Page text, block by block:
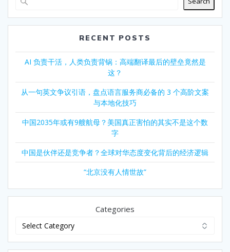
RECENT POSTS
AI 负责干活，人类负责背锅：高端翻译最后的壁垒竟然是
这？
从一句英文争议引语，盘点语言服务商必备的 3 个高阶文案
与本地化技巧
中国2035年或有9艘航母？美国真正害怕的其实不是这个数
字
中国是伙伴还是竞争者？全球对华态度变化背后的经济逻辑
“北京没有人情世故”
Categories